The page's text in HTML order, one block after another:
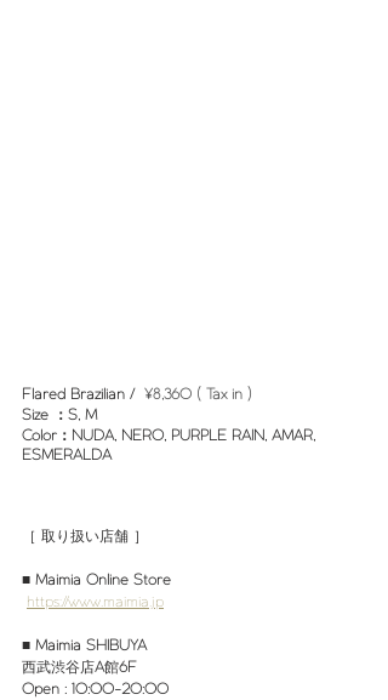
Flared Brazilian / ¥8,360 ( Tax in )
Size ：S, M
Color： NUDA, NERO, PURPLE RAIN, AMAR,
ESMERALDA
［ 取り扱い店舗 ］
■ Maimia Online Store
https://www.maimia.jp
■ Maimia SHIBUYA
西武渋谷店A館6F
Open : 10:00-20:00